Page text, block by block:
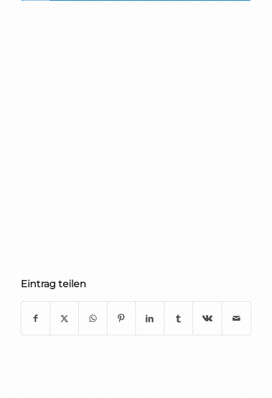
Eintrag teilen